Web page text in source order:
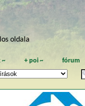
oldala
~ + poi~ fórum